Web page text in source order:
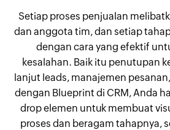
Setiap proses penjualan
dan anggota tim, dan setiap
dengan cara yang efektif
kesalahan. Baik itu penutupan
lanjut leads, manajemen
dengan Blueprint di CRM, Anda
drop elemen untuk membuat
proses dan beragam tahapnya,